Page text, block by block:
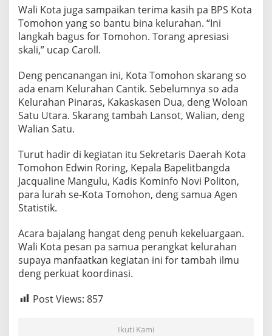
a
t
u
Wali Kota juga sampaikan terima kasih pa BPS Kota
Tomohon yang so bantu bina kelurahan. “Ini
langkah bagus for Tomohon. Torang apresiasi
skali,” ucap Caroll.
Deng pencanangan ini, Kota Tomohon skarang so
ada enam Kelurahan Cantik. Sebelumnya so ada
Kelurahan Pinaras, Kakaskasen Dua, deng Woloan
Satu Utara. Skarang tambah Lansot, Walian, deng
Walian Satu.
Turut hadir di kegiatan itu Sekretaris Daerah Kota
Tomohon Edwin Roring, Kepala Bapelitbangda
Jacqualine Mangulu, Kadis Kominfo Novi Politon,
para lurah se-Kota Tomohon, deng samua Agen
Statistik.
Acara bajalang hangat deng penuh kekeluargaan.
Wali Kota pesan pa samua perangkat kelurahan
supaya manfaatkan kegiatan ini for tambah ilmu
deng perkuat koordinasi.
Post Views: 857
Ikuti Kami